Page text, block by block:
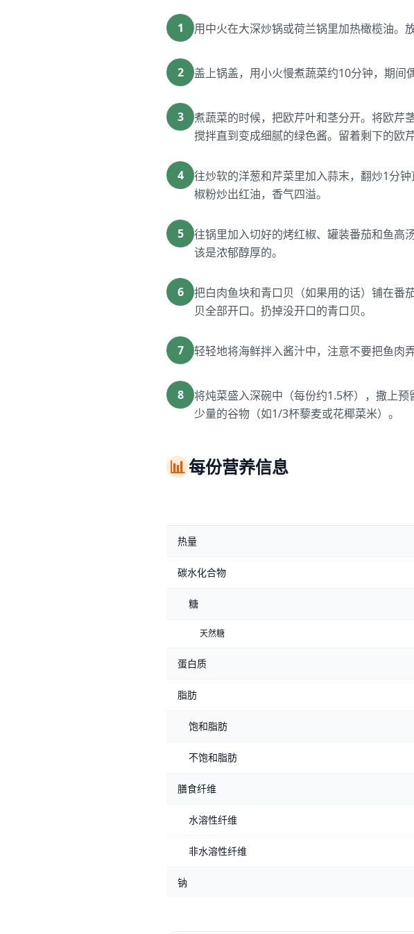
1 用中火在大深炒锅或荷兰锅里加热橄榄油。
2 盖上锅盖，用小火慢煮蔬菜约10分钟，期间
3
煮蔬菜的时候，把欧芹叶和茎分开。将欧芹
搅拌直到变成细腻的绿色酱。留着剩下的欧
4
往炒软的洋葱和芹菜里加入蒜末，翻炒1分
椒粉炒出红油，香气四溢。
5
往锅里加入切好的烤红椒、罐装番茄和鱼高
该是浓郁醇厚的。
6
把白肉鱼块和青口贝（如果用的话）铺在番
贝全部开口。扔掉没开口的青口贝。
7 轻轻地将海鲜拌入酱汁中，注意不要把鱼肉
8
将炖菜盛入深碗中（每份约1.5杯），撒上
少量的谷物（如1/3杯藜麦或花椰菜米）。
📊每份营养信息
热量
碳水化合物
糖
天然糖
蛋白质
脂肪
饱和脂肪
不饱和脂肪
膳食纤维
水溶性纤维
非水溶性纤维
钠